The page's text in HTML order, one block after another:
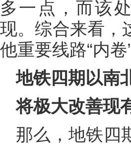
多一点，而该
现。综合来看，
他重要线路“内
地铁四期以南
将极大改善现
那么，地铁四